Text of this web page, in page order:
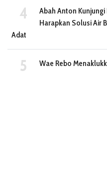
Abah Anton
Harapkan Solusi Air
Adat
Wae Rebo